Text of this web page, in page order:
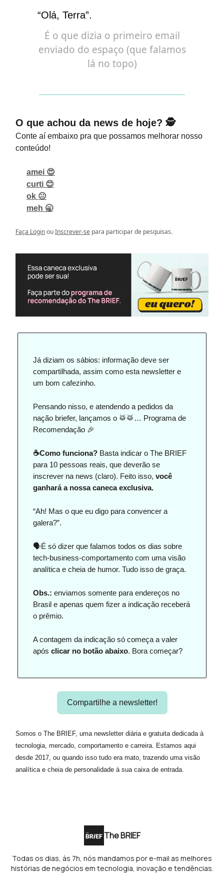
“Olá, Terra”.
É o que dizia o primeiro email
enviado do espaço (que falamos
lá no topo)
O que achou da news de hoje? 🕵️
Conte aí embaixo pra que possamos melhorar nosso
conteúdo!
amei 😍
curti 😊
ok 😐
meh 🥱
Faça LoginouInscrever-se para participar de pesquisas.
Já diziam os sábios: informação deve ser
compartilhada, assim como esta newsletter e
um bom cafezinho.
Pensando nisso, e atendendo a pedidos da
nação briefer, lançamos o 🥁🥁… Programa de
Recomendação 🎉
☕Como funciona? Basta indicar o The BRIEF
para 10 pessoas reais, que deverão se
inscrever na news (claro). Feito isso, você
ganhará a nossa caneca exclusiva.
“Ah! Mas o que eu digo para convencer a
galera?”.
🗣️É só dizer que falamos todos os dias sobre
tech-business-comportamento com uma visão
analítica e cheia de humor. Tudo isso de graça.
Obs.: enviamos somente para endereços no
Brasil e apenas quem fizer a indicação receberá
o prêmio.
A contagem da indicação só começa a valer
após clicar no botão abaixo. Bora começar?
Compartilhe a newsletter!
Somos o The BRIEF, uma newsletter diária e gratuita dedicada à
tecnologia, mercado, comportamento e carreira. Estamos aqui
desde 2017, ou quando isso tudo era mato, trazendo uma visão
analítica e cheia de personalidade à sua caixa de entrada.
The BRIEF
Todas os dias, às 7h, nós mandamos por e-mail as melhores
histórias de negócios em tecnologia, inovação e tendências.